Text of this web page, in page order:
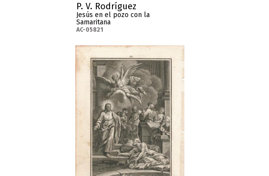
P. V. Rodríguez
Jesús en el pozo con la
Samaritana
AC-05821